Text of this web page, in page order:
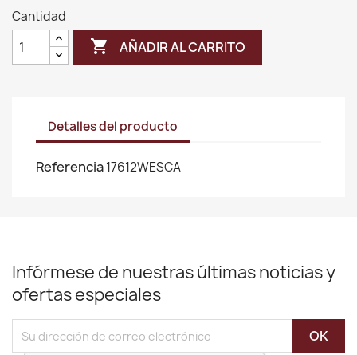
Cantidad
 AÑADIR AL CARRITO
Detalles del producto
Referencia17612WESCA
Infórmese de nuestras últimas noticias y
ofertas especiales